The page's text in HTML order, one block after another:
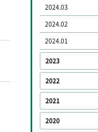
2024.03
2024.02
2024.01
2023
2022
2021
2020